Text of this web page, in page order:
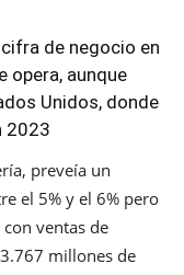
de negocio en
opera, aunque
Unidos, donde
2023
preveía un
el 5% y el 6% pero
ventas de
millones de